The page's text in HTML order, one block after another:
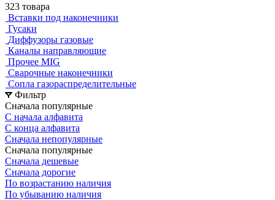
323 товара
Вставки под наконечники
Гусаки
Диффузоры газовые
Каналы направляющие
Прочее MIG
Сварочные наконечники
Сопла газораспределительные
Фильтр
Сначала популярные
С начала алфавита
С конца алфавита
Сначала непопулярные
Сначала популярные
Сначала дешевые
Сначала дорогие
По возрастанию наличия
По убыванию наличия